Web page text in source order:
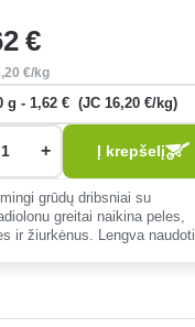
€
,20 €/kg
+ Į krepšelį
grūdų dribsniai su
greitai naikina peles,
ir žiurkėnus. Lengva naudoti,